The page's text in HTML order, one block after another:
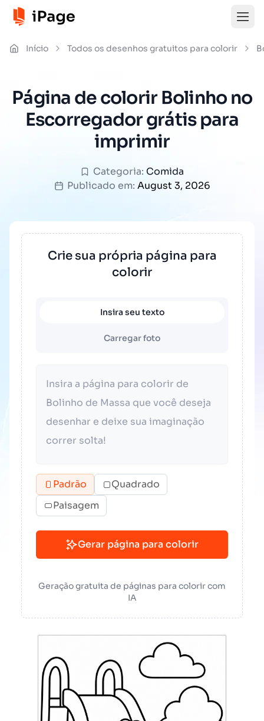
Início Todos os desenhos gratuitos para colorir
Página de colorir Bolinho no
Escorregador grátis para
imprimir
Categoria: Comida
Publicado em: August 3, 2026
Crie sua própria página para
colorir
Insira seu texto
Carregar foto
Padrão
Quadrado
Paisagem
Gerar página para colorir
Geração gratuita de páginas para colorir com
IA